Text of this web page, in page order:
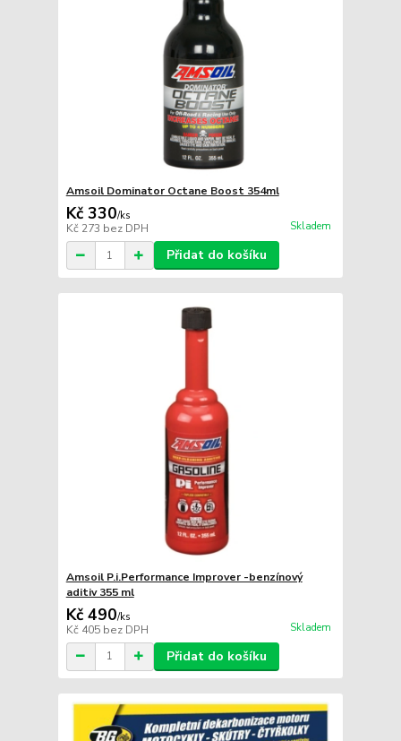
Amsoil Dominator Octane Boost 354ml
Kč 330/ks
Kč 273 bez DPH Skladem
Přidat do košíku
Amsoil P.i.Performance Improver -benzínový
aditiv 355 ml
Kč 490/ks
Kč 405 bez DPH Skladem
Přidat do košíku